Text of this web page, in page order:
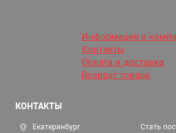
Информация о
Контакты
Оплата и доставка
Возврат товара
КОНТАКТЫ
Екатеринбург Стать